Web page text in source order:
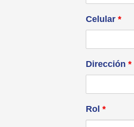
Celular *
Dirección *
Rol *